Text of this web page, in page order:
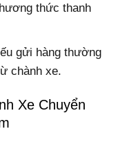
thức thanh
gửi hàng thường
chành xe.
Xe Chuyển